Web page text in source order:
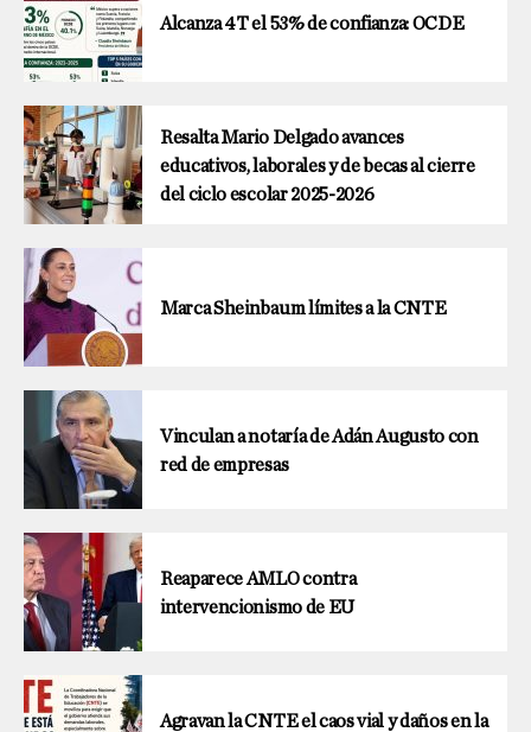
Alcanza 4T el 53% de confianza: OCDE
Resalta Mario Delgado avances
educativos, laborales y de becas al cierre
del ciclo escolar 2025-2026
Marca Sheinbaum límites a la CNTE
Vinculan a notaría de Adán Augusto con
red de empresas
Reaparece AMLO contra
intervencionismo de EU
Agravan la CNTE el caos vial y daños en la